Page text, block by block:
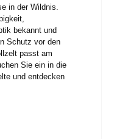
in der Wildnis.
bekannt und
Schutz vor den
passt am
Sie ein in die
und entdecken